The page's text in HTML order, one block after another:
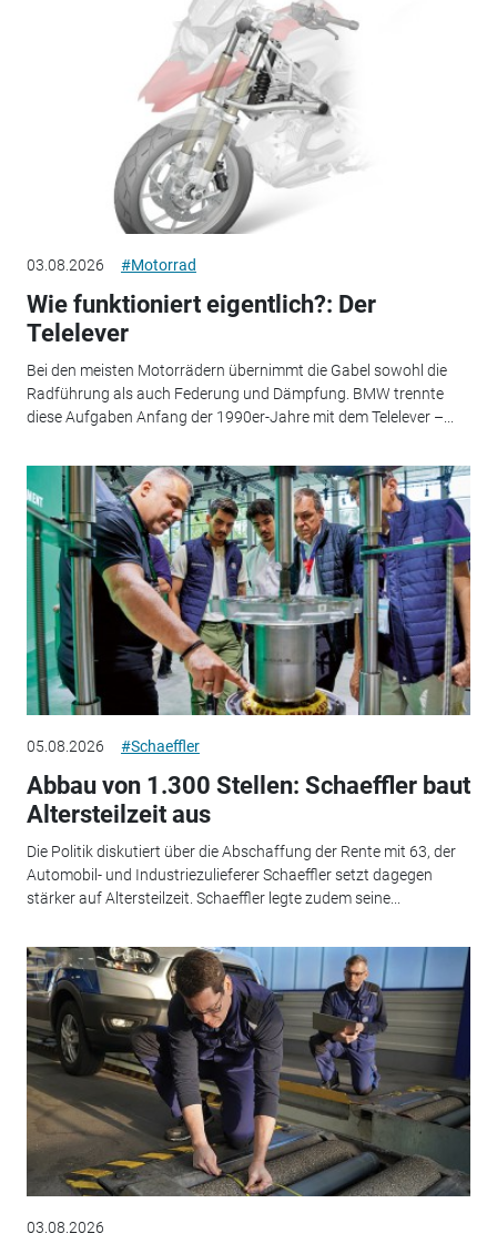
03.08.2026 #Motorrad
Wie funktioniert eigentlich?: Der
Telelever
Bei den meisten Motorrädern übernimmt die Gabel sowohl die
Radführung als auch Federung und Dämpfung. BMW trennte
diese Aufgaben Anfang der 1990er-Jahre mit dem Telelever –...
05.08.2026 #Schaeffler
Abbau von 1.300 Stellen: Schaeffler baut
Altersteilzeit aus
Die Politik diskutiert über die Abschaffung der Rente mit 63, der
Automobil- und Industriezulieferer Schaeffler setzt dagegen
stärker auf Altersteilzeit. Schaeffler legte zudem seine...
03.08.2026